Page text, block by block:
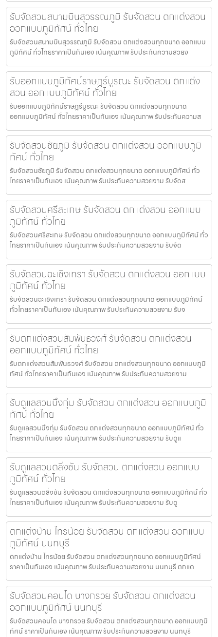
รับจัดสวนสนามบินสุวรรณภูมิ รับจัดสวน ตกแต่งสวน
ออกแบบภูมิทัศน์ ทั่วไทย
รับจัดสวนสนามบินสุวรรณภูมิ รับจัดสวน ตกแต่งสวนทุกขนาด ออกแบบ
ภูมิทัศน์ ทั่วไทยราคาเป็นกันเอง เน้นคุณภาพ รับประกันความสวยง
รับออกแบบภูมิทัศน์ราษฎร์บูรณะ รับจัดสวน ตกแต่ง
สวน ออกแบบภูมิทัศน์ ทั่วไทย
รับออกแบบภูมิทัศน์ราษฎร์บูรณะ รับจัดสวน ตกแต่งสวนทุกขนาด
ออกแบบภูมิทัศน์ ทั่วไทยราคาเป็นกันเอง เน้นคุณภาพ รับประกันความส
รับจัดสวนชัยภูมิ รับจัดสวน ตกแต่งสวน ออกแบบภูมิ
ทัศน์ ทั่วไทย
รับจัดสวนชัยภูมิ รับจัดสวน ตกแต่งสวนทุกขนาด ออกแบบภูมิทัศน์ ทั่ว
ไทยราคาเป็นกันเอง เน้นคุณภาพ รับประกันความสวยงาม รับจัดส
รับจัดสวนศรีสะเกษ รับจัดสวน ตกแต่งสวน ออกแบบ
ภูมิทัศน์ ทั่วไทย
รับจัดสวนศรีสะเกษ รับจัดสวน ตกแต่งสวนทุกขนาด ออกแบบภูมิทัศน์ ทั่ว
ไทยราคาเป็นกันเอง เน้นคุณภาพ รับประกันความสวยงาม รับจัด
รับจัดสวนฉะเชิงเทรา รับจัดสวน ตกแต่งสวน ออกแบบ
ภูมิทัศน์ ทั่วไทย
รับจัดสวนฉะเชิงเทรา รับจัดสวน ตกแต่งสวนทุกขนาด ออกแบบภูมิทัศน์
ทั่วไทยราคาเป็นกันเอง เน้นคุณภาพ รับประกันความสวยงาม รับจ
รับตกแต่งสวนสัมพันธวงศ์ รับจัดสวน ตกแต่งสวน
ออกแบบภูมิทัศน์ ทั่วไทย
รับตกแต่งสวนสัมพันธวงศ์ รับจัดสวน ตกแต่งสวนทุกขนาด ออกแบบภูมิ
ทัศน์ ทั่วไทยราคาเป็นกันเอง เน้นคุณภาพ รับประกันความสวยงาม
รับดูแลสวนบึงกุ่ม รับจัดสวน ตกแต่งสวน ออกแบบภูมิ
ทัศน์ ทั่วไทย
รับดูแลสวนบึงกุ่ม รับจัดสวน ตกแต่งสวนทุกขนาด ออกแบบภูมิทัศน์ ทั่ว
ไทยราคาเป็นกันเอง เน้นคุณภาพ รับประกันความสวยงาม รับดูแ
รับดูแลสวนตลิ่งชัน รับจัดสวน ตกแต่งสวน ออกแบบ
ภูมิทัศน์ ทั่วไทย
รับดูแลสวนตลิ่งชัน รับจัดสวน ตกแต่งสวนทุกขนาด ออกแบบภูมิทัศน์ ทั่ว
ไทยราคาเป็นกันเอง เน้นคุณภาพ รับประกันความสวยงาม รับดู
ตกแต่งบ้าน ไทรน้อย รับจัดสวน ตกแต่งสวน ออกแบบ
ภูมิทัศน์ นนทบุรี
ตกแต่งบ้าน ไทรน้อย รับจัดสวน ตกแต่งสวนทุกขนาด ออกแบบภูมิทัศน์
ราคาเป็นกันเอง เน้นคุณภาพ รับประกันความสวยงาม นนทบุรี ตกแต
รับจัดสวนคอนโด บางกรวย รับจัดสวน ตกแต่งสวน
ออกแบบภูมิทัศน์ นนทบุรี
รับจัดสวนคอนโด บางกรวย รับจัดสวน ตกแต่งสวนทุกขนาด ออกแบบภูมิ
ทัศน์ ราคาเป็นกันเอง เน้นคุณภาพ รับประกันความสวยงาม นนทบุรี